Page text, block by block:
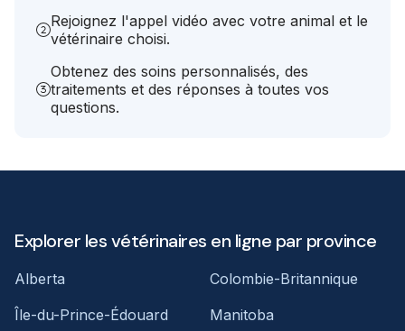
Rejoignez l'appel vidéo avec votre animal et le
vétérinaire choisi.
Obtenez des soins personnalisés, des
traitements et des réponses à toutes vos
questions.
Explorer les vétérinaires en ligne par province
Alberta
Colombie-Britannique
Île-du-Prince-Édouard
Manitoba